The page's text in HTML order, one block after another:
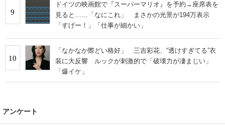
9
ドイツの映画館で『スーパーマリオ』を予約→座席表を
見ると……「なにこれ」 まさかの光景が194万表示
「すげー！」「仕事が細かい」
10
「なかなか際どい格好」 三吉彩花、“透けすぎてる”衣
装に大反響 ルックが刺激的で「破壊力が凄まじい」
「爆イケ」
アンケート